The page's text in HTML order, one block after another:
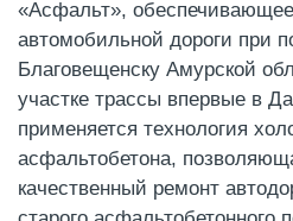
«Асфальт»,
автомобильной дороги при
Благовещенску Амурской
участке трассы впервые в
применяется технология
асфальтобетона,
качественный ремонт